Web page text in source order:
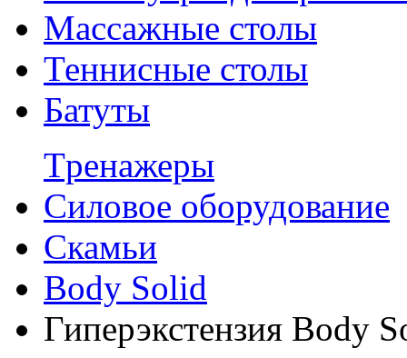
Массажные столы
Теннисные столы
Батуты
Tренажеры
Силовое оборудование
Скамьи
Body Solid
Гиперэкстензия Body